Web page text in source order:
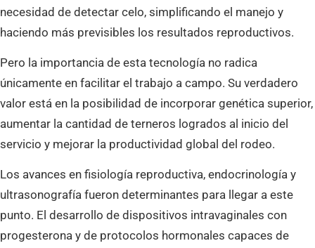
necesidad de detectar celo, simplificando el manejo y
haciendo más previsibles los resultados reproductivos.
Pero la importancia de esta tecnología no radica
únicamente en facilitar el trabajo a campo. Su verdadero
valor está en la posibilidad de incorporar genética superior,
aumentar la cantidad de terneros logrados al inicio del
servicio y mejorar la productividad global del rodeo.
Los avances en fisiología reproductiva, endocrinología y
ultrasonografía fueron determinantes para llegar a este
punto. El desarrollo de dispositivos intravaginales con
progesterona y de protocolos hormonales capaces de